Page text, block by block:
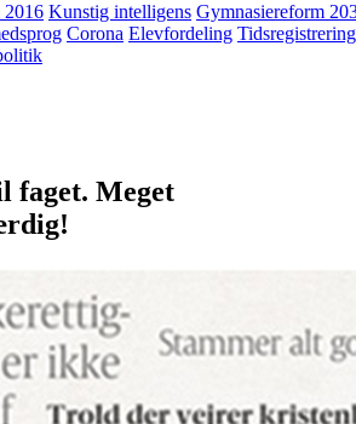
2016 Kunstig intelligens Gymnasiereform
Corona Elevfordeling Tidsregistrering
faget. Meget